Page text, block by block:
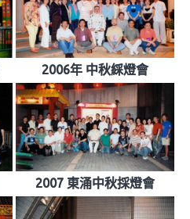
2006年 中秋綵燈會
2007 東涌中秋採燈會